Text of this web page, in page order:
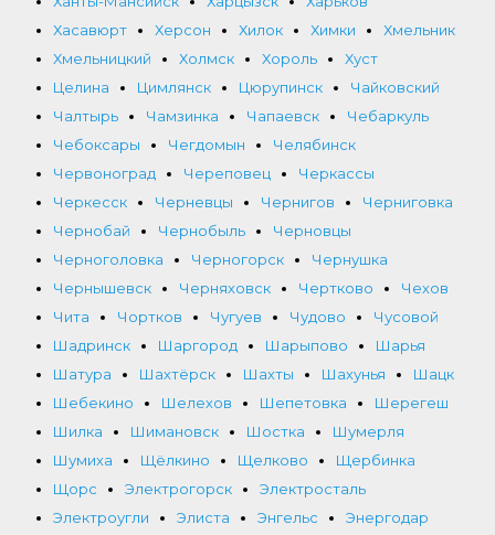
Хасавюрт
Херсон Хилок Химки
Хмельник
Хмельницкий
Холмск Хороль
Хуст
Целина
Цимлянск Цюрупинск
Чайковский
Чалтырь
Чамзинка Чапаевск
Чебаркуль
Чебоксары
Чегдомын
Челябинск
Червоноград
Череповец
Черкассы
Черкесск
Черневцы Чернигов
Черниговка
Чернобай
Чернобыль
Черновцы
Черноголовка
Черногорск
Чернушка
Чернышевск
Черняховск Чертково
Чехов
Чита
Чортков Чугуев Чудово
Чусовой
Шадринск
Шаргород Шарыпово
Шарья
Шатура
Шахтёрск Шахты Шахунья
Шацк
Шебекино
Шелехов Шепетовка
Шерегеш
Шилка
Шимановск Шостка
Шумерля
Шумиха
Щёлкино Щелково
Щербинка
Щорс
Электрогорск
Электросталь
Электроугли
Элиста Энгельс
Энергодар